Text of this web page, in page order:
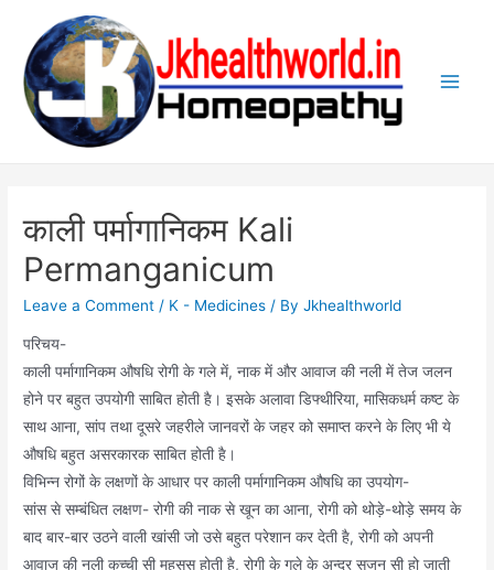
content
काली पर्मागानिकम Kali
Permanganicum
Leave a Comment / K - Medicines / ByJkhealthworld
परिचय-
काली पर्मागानिकम औषधि रोगी के गले में, नाक में और आवाज की नली में तेज जलन
होने पर बहुत उपयोगी साबित होती है। इसके अलावा डिफ्थीरिया, मासिकधर्म कष्ट के
साथ आना, सांप तथा दूसरे जहरीले जानवरों के जहर को समाप्त करने के लिए भी ये
औषधि बहुत असरकारक साबित होती है।
विभिन्न रोगों के लक्षणों के आधार पर काली पर्मागानिकम औषधि का उपयोग-
सांस से सम्बंधित लक्षण- रोगी की नाक से खून का आना, रोगी को थोड़े-थोड़े समय के
बाद बार-बार उठने वाली खांसी जो उसे बहुत परेशान कर देती है, रोगी को अपनी
आवाज की नली कच्ची सी महसूस होती है, रोगी के गले के अन्दर सूजन सी हो जाती